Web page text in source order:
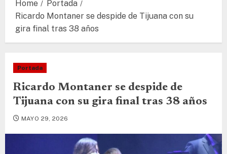
Home
Portada
Ricardo Montaner se despide de Tijuana con su
gira final tras 38 años
Portada
Ricardo Montaner se despide de
Tijuana con su gira final tras 38 años
MAYO 29, 2026